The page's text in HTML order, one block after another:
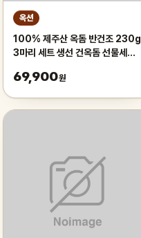
옥션
100% 제주산 옥돔 반건조 230g
3마리 세트 생선 건옥돔 선물세트
69,900원